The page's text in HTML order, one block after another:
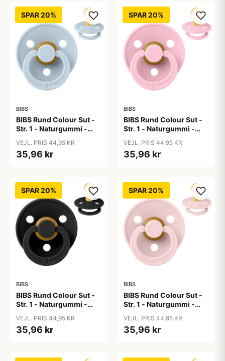
SPAR 20%
BIBS
BIBS Rund Colour Sut -
Str. 1 - Naturgummi -
VEJL. PRIS 44,95 KR
35,96 kr
SPAR 20%
BIBS
BIBS Rund Colour Sut -
Str. 1 - Naturgummi -
VEJL. PRIS 44,95 KR
35,96 kr
SPAR 20%
BIBS
BIBS Rund Colour Sut -
Str. 1 - Naturgummi -
VEJL. PRIS 44,95 KR
35,96 kr
SPAR 20%
BIBS
BIBS Rund Colour Sut -
Str. 1 - Naturgummi -
VEJL. PRIS 44,95 KR
35,96 kr